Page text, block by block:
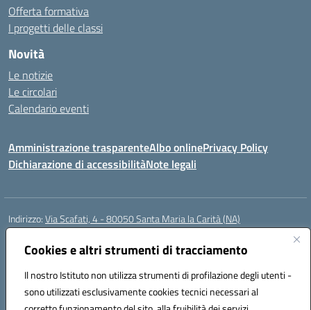
Cookies e altri strumenti di tracciamento
Il nostro Istituto non utilizza strumenti di profilazione degli utenti -
sono utilizzati esclusivamente cookies tecnici necessari al
Offerta formativa
I progetti delle classi
Novità
Le notizie
Le circolari
Calendario eventi
Amministrazione trasparenteAlbo onlinePrivacy Policy
Dichiarazione di accessibilitàNote legali
Indirizzo:Via Scafati, 4 - 80050 Santa Maria la Carità (NA)
Centralino:
Posta elettronica certificata (PEC):NAEE21900T@pec.istruzione.it
Codice fiscale: 90016250632
Codice meccanografico:NAEE21900T
Codice Indice delle Pubbliche Amministrazioni (IPA): istsc_naee21900t